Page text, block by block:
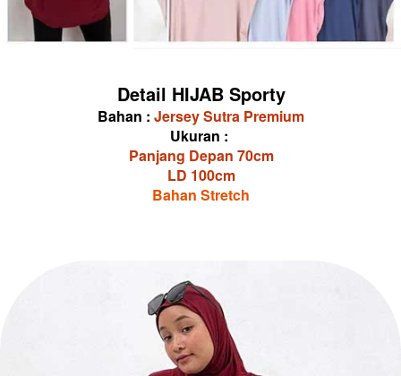
Detail HIJAB Sporty
Bahan : Jersey Sutra Premium
Ukuran :
Panjang Depan 70cm
LD 100cm
Bahan Stretch